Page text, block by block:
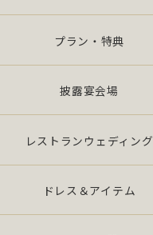
プラン・特典
披露宴会場
レストランウェディング
ドレス＆アイテム